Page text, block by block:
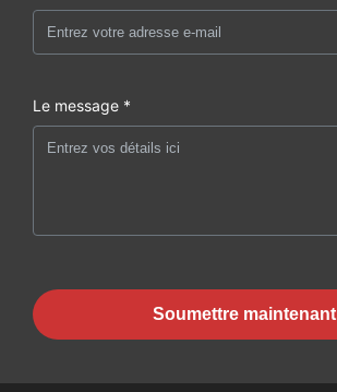
Le message *
Soumettre maintenant